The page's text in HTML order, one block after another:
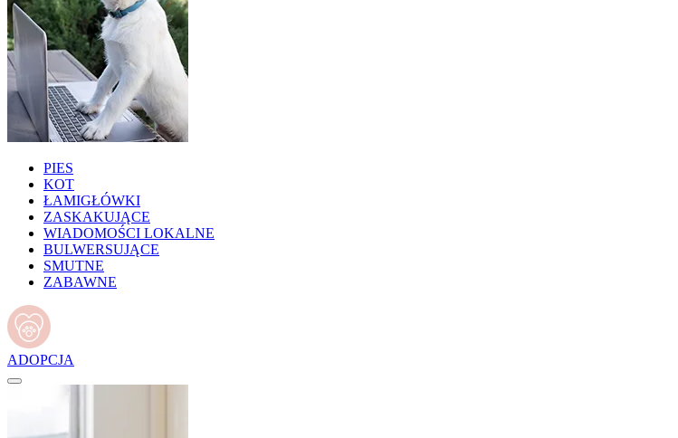
PIES
KOT
ŁAMIGŁÓWKI
ZASKAKUJĄCE
WIADOMOŚCI LOKALNE
BULWERSUJĄCE
SMUTNE
ZABAWNE
ADOPCJA